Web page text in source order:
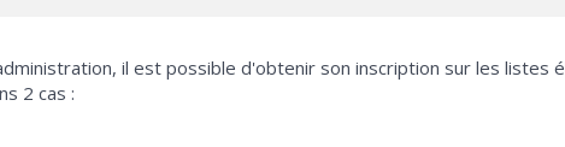
il est possible d'obtenir son inscription sur les listes
2 cas :